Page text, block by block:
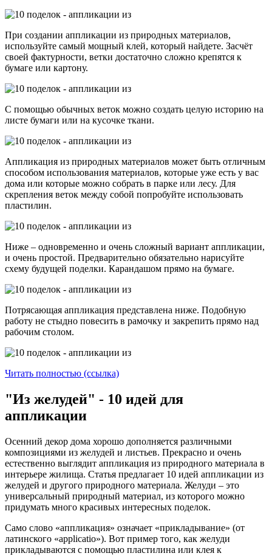
При создании аппликации из природных материалов,
используйте самый мощный клей, который найдете. Засчёт
своей фактурности, ветки достаточно сложно крепятся к
бумаге или картону.
С помощью обычных веток можно создать целую историю на
листе бумаги или на кусочке ткани.
Аппликация из природных материалов может быть отличным
способом использования материалов, которые уже есть у вас
дома или которые можно собрать в парке или лесу. Для
скрепления веток между собой попробуйте использовать
пластилин.
Ниже – одновременно и очень сложный вариант аппликации,
и очень простой. Предварительно обязательно нарисуйте
схему будущей поделки. Карандашом прямо на бумаге.
Потрясающая аппликация представлена ниже. Подобную
работу не стыдно повесить в рамочку и закрепить прямо над
рабочим столом.
Читать полностью (ссылка)
"Из желудей" - 10 идей для
аппликации
Осенний декор дома хорошо дополняется различными
композициями из желудей и листьев. Прекрасно и очень
естественно выглядит аппликация из природного материала в
интерьере жилища. Статья предлагает 10 идей аппликации из
желудей и другого природного материала. Желуди – это
универсальный природный материал, из которого можно
придумать много красивых интересных поделок.
Само слово «аппликация» означает «прикладывание» (от
латинского «applicatio»). Вот пример того, как желуди
прикладываются с помощью пластилина или клея к